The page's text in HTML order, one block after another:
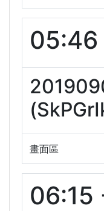
05:46
畫面區
06:15